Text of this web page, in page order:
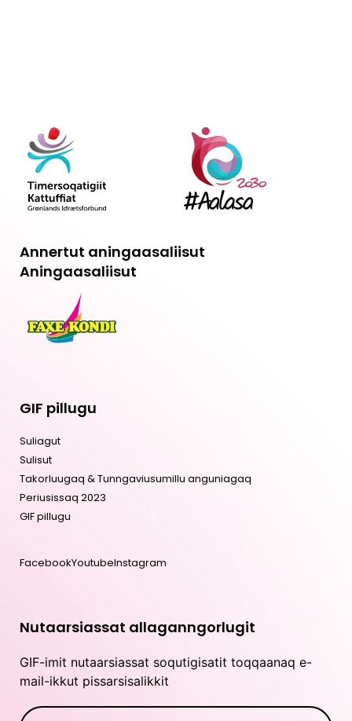
Annertut aningaasaliisut
Aningaasaliisut
GIF pillugu
Suliagut
Sulisut
Takorluugaq & Tunngaviusumillu anguniagaq
Periusissaq 2023
GIF pillugu
FacebookYoutubeInstagram
Nutaarsiassat allaganngorlugit
GIF-imit nutaarsiassat soqutigisatit toqqaanaq e-
mail-ikkut pissarsisalikkit